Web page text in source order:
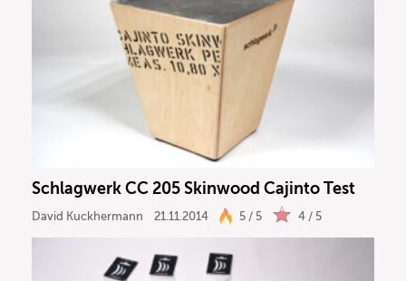
Ergebnisse anzeigen
Schlagwerk CC 205 Skinwood Cajinto Test
David Kuckhermann 21.11.2014 5 / 5 4 / 5